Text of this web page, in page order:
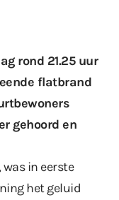
rond 21.25 uur
flatbrand
gehoord en
in eerste
het geluid